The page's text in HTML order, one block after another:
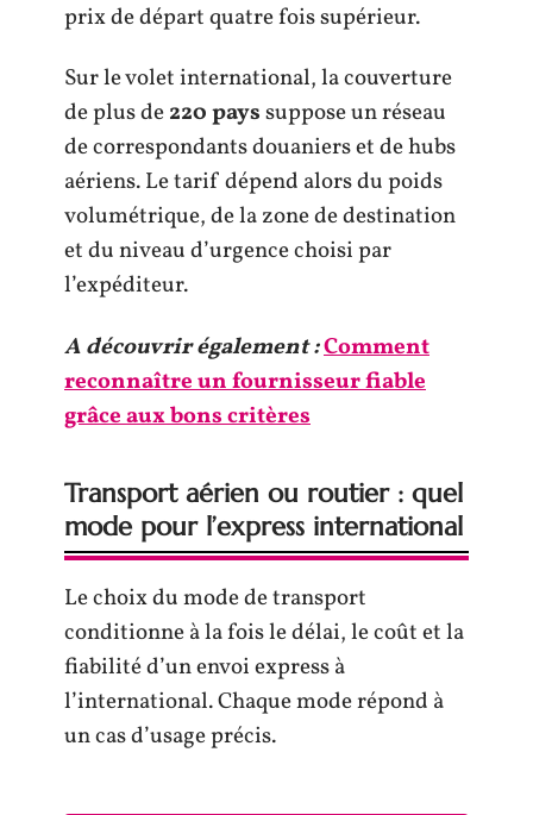
prix de départ quatre fois supérieur.
Sur le volet international, la couverture
de plus de220 payssuppose un réseau
de correspondants douaniers et de hubs
aériens. Le tarif dépend alors du poids
volumétrique, de la zone de destination
et du niveau d’urgence choisi par
l’expéditeur.
A découvrir également :Comment
reconnaître un fournisseur fiable
grâce aux bons critères
Transport aérien ou routier : quel
mode pour l’express international
Le choix du mode de transport
conditionne à la fois le délai, le coût et la
fiabilité d’un envoi express à
l’international. Chaque mode répond à
un cas d’usage précis.